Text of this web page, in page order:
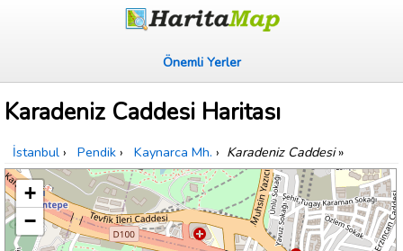
Önemli Yerler
Karadeniz Caddesi Haritası
İstanbul › Pendik › Kaynarca Mh. › Karadeniz Caddesi»
+
−